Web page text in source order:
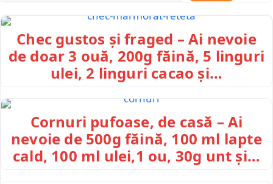
Chec gustos și fraged – Ai nevoie
de doar 3 ouă, 200g făină, 5 linguri
ulei, 2 linguri cacao și…
Cornuri pufoase, de casă – Ai
nevoie de 500g făină, 100 ml lapte
cald, 100 ml ulei,1 ou, 30g unt și…